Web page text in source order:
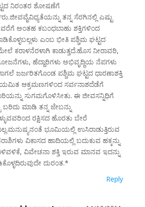
ನಿರಂತರ ಶೋಷಣೆಗೆ
ತನ್ನ ಸೆರಗಿನಲ್ಲಿ ಎಷ್ಟು
ಅಂತಹ ಕಬಂಧಬಾಹು ಶಕ್ತಿಗಳಿಂದ
ಎಂಬ ಭೀತಿ ಪಶ್ಚಿಮ ಘಟ್ಟದ
ಕರಾಳನೆರಳಾಗಿ ಕಾಡುತ್ತದೆ.ಹೊಸ ನೀರಾವರಿ,
ಹೆದ್ದಾರಿಗಳು ಅಭಿವೃದ್ಧಿಯ ನೆಪಗಳು
ಜರ್ಜರಿತಗೊಂಡ ಪಶ್ಚಿಮ ಘಟ್ಟದ ಧಾರಣಾಶಕ್ತಿ
ಆಕ್ರಮಣಗಳಿಂದ ಸರ್ವನಾಶದೆಡೆಗೆ
ಸುಗಮಗೊಳಿಸೀತು. ಈ ಜೀವಸನ್ನಿಧಿಗೆ
ಬರಿದು ಮಾಡಿ ತನ್ನ ಜೇಬನ್ನು
ರಕ್ಷಿಸದ ಹೊರತು ಬೇರೆ
ಭೂಮಿಯಲ್ಲಿ ಉಸಿರಾಡುತ್ತಿರುವ
ವಿಕಾಸದ ಹಾದಿಯಲ್ಲಿ ಬದುಕುವ ಹಕ್ಕನ್ನು
ವಿವೇಚನಾ ಶಕ್ತಿ ಇರುವ ಮಾನವ ಇದನ್ನು
ದುರಂತ.*
Reply